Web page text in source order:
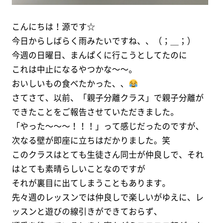
こんにちは！源です☆
今日からしばらく雨みたいですね、、（；＿；）
今週の日曜日、まんぱくに行こうとしてたのに
これは中止になるやつかな〜〜。
おいしいもの食べたかった、、
さてさて、以前、「親子分離クラス」で親子分離が
できたことをご報告させていただきました。
「やった〜〜〜！！！」って感じだったのですが、
次なる壁が即座に立ちはだかりました。笑
このクラスはとても生徒さん同士が仲良しで、それ
はとても素晴らしいことなのですが
それが裏目に出てしまうこともあります。
先々週のレッスンでは仲良しで楽しいがゆえに、レ
ッスンと遊びの線引きができておらず、